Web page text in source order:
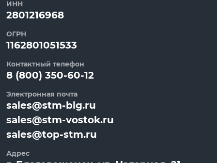
ИНН
2801216968
ОГРН
1162801051533
Контактный телефон
8 (800) 350-60-12
Электронная почта
sales@stm-blg.ru
sales@stm-vostok.ru
sales@top-stm.ru
Адрес